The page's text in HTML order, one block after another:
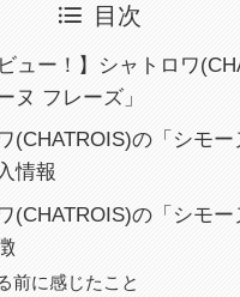
目次
ビュー！】シャトロワ
ヌ フレーズ」
(CHATROIS)の「シモー
情報
(CHATROIS)の「シモー
前に感じたこと